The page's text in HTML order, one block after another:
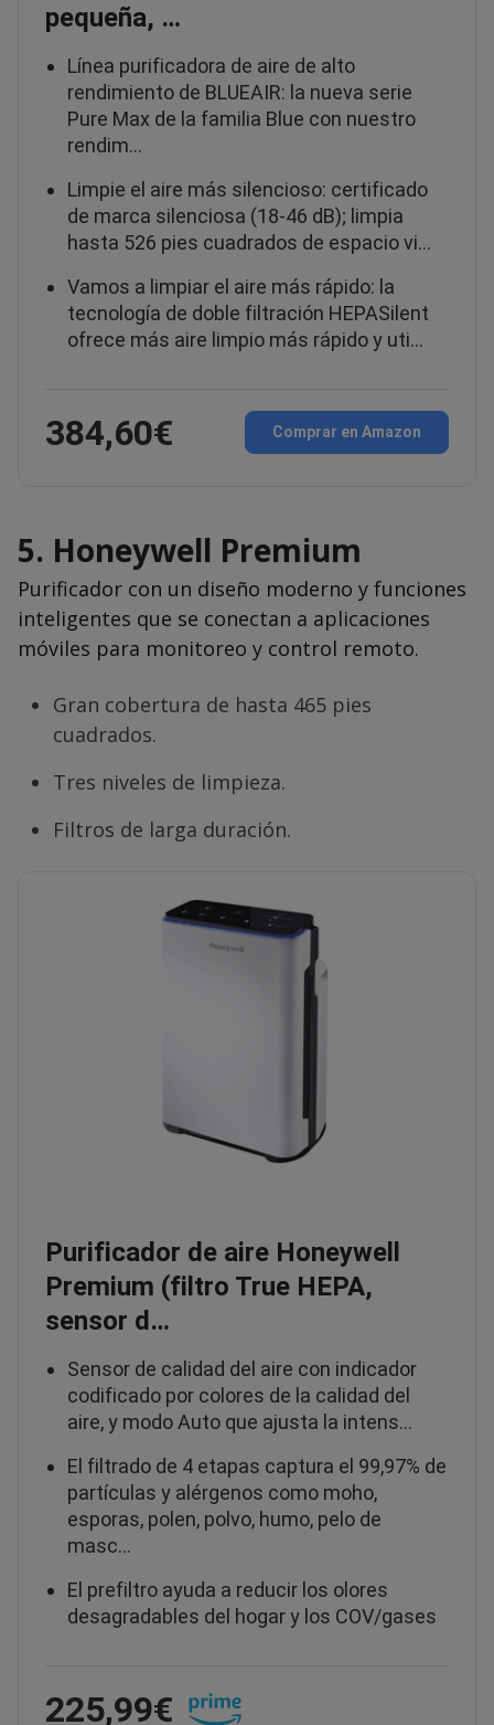
pequeña, …
Línea purificadora de aire de alto
rendimiento de BLUEAIR: la nueva serie
Pure Max de la familia Blue con nuestro
rendim…
Limpie el aire más silencioso: certificado
de marca silenciosa (18-46 dB); limpia
hasta 526 pies cuadrados de espacio vi…
Vamos a limpiar el aire más rápido: la
tecnología de doble filtración HEPASilent
ofrece más aire limpio más rápido y uti…
384,60€ Comprar en Amazon
5. Honeywell Premium
Purificador con un diseño moderno y funciones
inteligentes que se conectan a aplicaciones
móviles para monitoreo y control remoto.
Gran cobertura de hasta 465 pies
cuadrados.
Tres niveles de limpieza.
Filtros de larga duración.
Purificador de aire Honeywell
Premium (filtro True HEPA,
sensor d…
Sensor de calidad del aire con indicador
codificado por colores de la calidad del
aire, y modo Auto que ajusta la intens…
El filtrado de 4 etapas captura el 99,97% de
partículas y alérgenos como moho,
esporas, polen, polvo, humo, pelo de
masc…
El prefiltro ayuda a reducir los olores
desagradables del hogar y los COV/gases
225,99€